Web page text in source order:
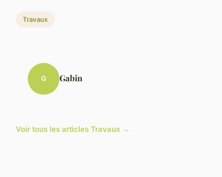
Travaux
G Gabin
Voir tous les articles Travaux →